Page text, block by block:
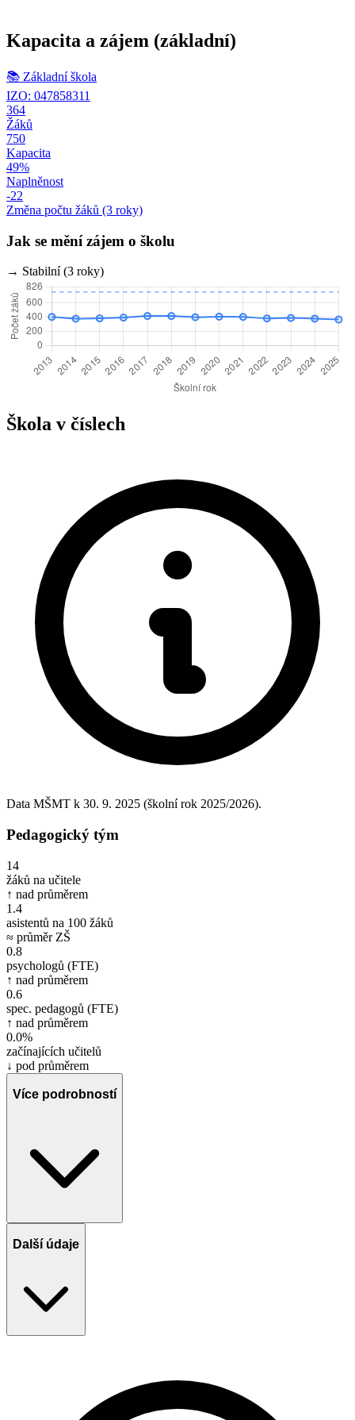
Kapacita a zájem (základní)
📚 Základní škola
IZO: 047858311
364
Žáků
750
Kapacita
49%
Naplněnost
-22
Změna počtu žáků (3 roky)
Jak se mění zájem o školu
→ Stabilní (3 roky)
Škola v číslech
Data MŠMT k 30. 9. 2025 (školní rok 2025/2026).
Pedagogický tým
14
žáků na učitele
↑ nad průměrem
1.4
asistentů na 100 žáků
≈ průměr ZŠ
0.8
psychologů (FTE)
↑ nad průměrem
0.6
spec. pedagogů (FTE)
↑ nad průměrem
0.0%
začínajících učitelů
↓ pod průměrem
Více podrobností
Další údaje